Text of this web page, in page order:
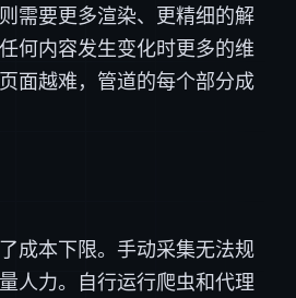
需要更多渲染、更精细的解
何内容发生变化时更多的维
面越难，管道的每个部分成
成本下限。手动采集无法规
人力。自行运行爬虫和代理